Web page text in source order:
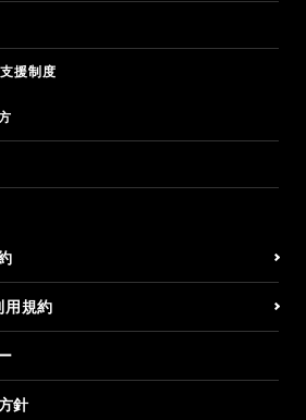
援制度
用規約
針